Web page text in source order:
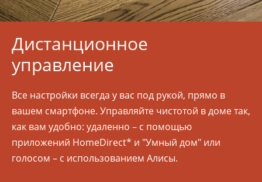
Дистанционное
управление
Все настройки всегда у вас под рукой, прямо в
вашем смартфоне. Управляйте чистотой в доме так,
как вам удобно: удаленно – с помощью
приложений HomeDirect* и "Умный дом" или
голосом – с использованием Алисы.